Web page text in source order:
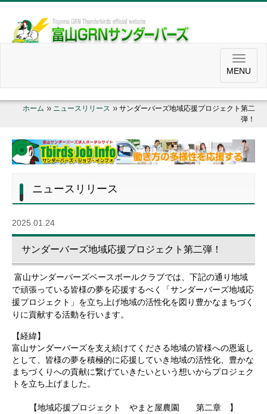
MENU
ホーム ニュースリリース
サンダーバーズ地域応援プロジェクト第二
弾！
ニュースリリース
2025.01.24
サンダーバーズ地域応援プロジェクト第二弾！
富山サンダーバーズベースボールクラブでは、下記の通り地域
で頑張っている皆様の夢を応援するべく「サンダーバーズ地域応
援プロジェクト」を立ち上げ地域の活性化を図り豊かなまちづく
りに貢献する活動を行います。
【経緯】
富山サンダーバーズを支え続けてくださる地域の皆様への恩返し
として、皆様の夢を積極的に応援していき地域の活性化、豊かな
まちづくりへの貢献に繋げていきたいという想いからプロジェク
トを立ち上げました。
【地域応援プロジェクト やまと屋農園 第二章 】